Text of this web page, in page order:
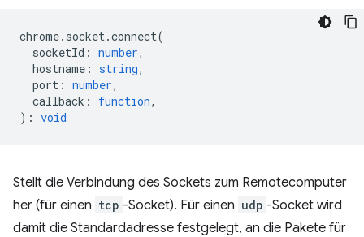
chrome. socket.connect(
socketId : number,
hostname : string,
port : number,
callback : function,
) : void
Stellt die Verbindung des Sockets zum Remotecomputer
her (für einen tcp -Socket). Für einen udp -Socket wird
damit die Standardadresse festgelegt, an die Pakete für